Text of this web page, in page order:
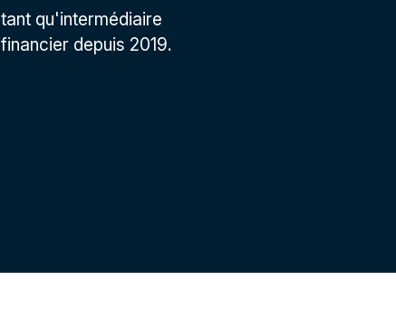
tant qu'intermédiaire
financier depuis 2019.